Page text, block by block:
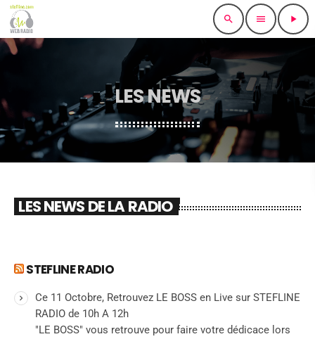
search menu play_arrow
LES NEWS
LES NEWS DE LA RADIO
STEFLINE RADIO
Ce 11 Octobre, Retrouvez LE BOSS en Live sur STEFLINE
RADIO de 10h A 12h
"LE BOSS" vous retrouve pour faire votre dédicace lors